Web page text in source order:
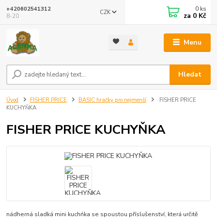
Menu
CZK
Hledat
+420602541312
8-20
0 ks
za 0 Kč
Úvod FISHER PRICE BASIC hračky pro nejmenší
FISHER PRICE
KUCHYŇKA
FISHER PRICE KUCHYŇKA
nádherná sladká mini kuchńka se spoustou příslušenství, která určitě